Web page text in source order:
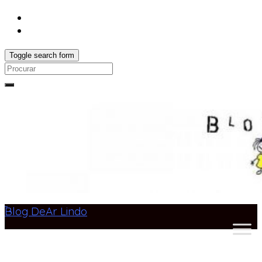
Toggle search form
Search
Blog DeAr Lindo